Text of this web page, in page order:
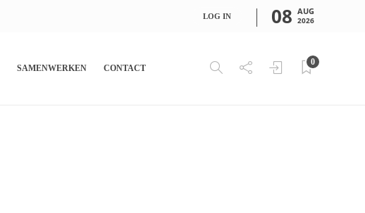
LOG IN 08 AUG
2026
SAMENWERKEN CONTACT
0